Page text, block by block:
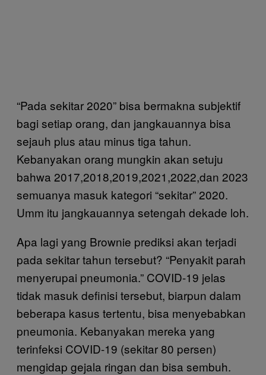
“Pada sekitar 2020” bisa bermakna subjektif
bagi setiap orang, dan jangkauannya bisa
sejauh plus atau minus tiga tahun.
Kebanyakan orang mungkin akan setuju
bahwa 2017,2018,2019,2021,2022,dan 2023
semuanya masuk kategori “sekitar” 2020.
Umm itu jangkauannya setengah dekade loh.
Apa lagi yang Brownie prediksi akan terjadi
pada sekitar tahun tersebut? “Penyakit parah
menyerupai pneumonia.” COVID-19 jelas
tidak masuk definisi tersebut, biarpun dalam
beberapa kasus tertentu, bisa menyebabkan
pneumonia. Kebanyakan mereka yang
terinfeksi COVID-19 (sekitar 80 persen)
mengidap gejala ringan dan bisa sembuh.